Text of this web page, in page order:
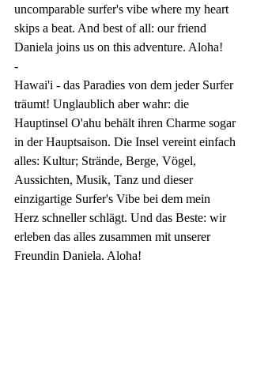
uncomparable surfer's vibe where my heart
skips a beat. And best of all: our friend
Daniela joins us on this adventure. Aloha!
-
Hawai'i - das Paradies von dem jeder Surfer
träumt! Unglaublich aber wahr: die
Hauptinsel O'ahu behält ihren Charme sogar
in der Hauptsaison. Die Insel vereint einfach
alles: Kultur; Strände, Berge, Vögel,
Aussichten, Musik, Tanz und dieser
einzigartige Surfer's Vibe bei dem mein
Herz schneller schlägt. Und das Beste: wir
erleben das alles zusammen mit unserer
Freundin Daniela. Aloha!